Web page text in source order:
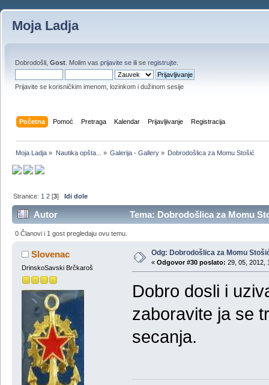
Moja Ladja
Dobrodošli, Gost . Molim vas prijavite se ili se registrujte
Prijavite se korisničkim imenom, lozinkom i dužinom sesije
Početna Pomoć Pretraga Kalendar Prijavljivanje Registracija
Moja Ladja » Nautika opšta... » Galerija - Gallery» Dobrodošlica za Momu Stošić
Stranice: 1 2 [3]Idi dole
Autor Tema: Dobrodošlica za Momu
0 Članovi i 1 gost pregledaju ovu temu.
Slovenac
DrinskoSavski Brčkaroš
Odg: Dobrodošlica za Momu
« Odgovor #30 poslato: 29, 05, 2012,
Dobro dosli i
zaboravite ja se
secanja.